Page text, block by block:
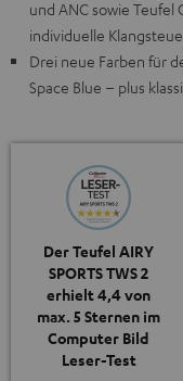
und ANC sowie Teufel
individuelle
Drei neue Farben für
Space Blue – plus
Der Teufel AIRY
SPORTS TWS 2
erhielt 4,4 von
max. 5 Sternen im
Computer Bild
Leser-Test